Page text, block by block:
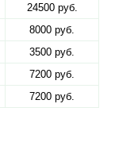
24500 руб.
8000 руб.
3500 руб.
7200 руб.
7200 руб.